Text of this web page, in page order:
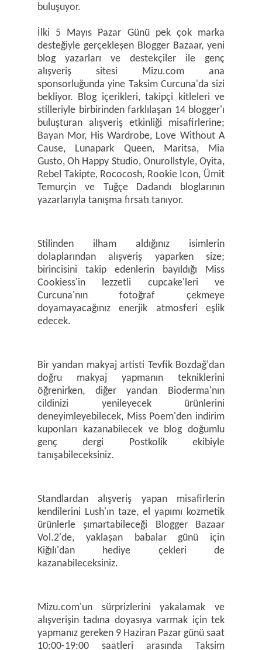
buluşuyor.
İlki 5 Mayıs Pazar Günü pek çok marka
desteğiyle gerçekleşen Blogger Bazaar, yeni
blog yazarları ve destekçiler ile genç
alışveriş sitesi Mizu.com ana
sponsorluğunda yine Taksim Curcuna'da sizi
bekliyor. Blog içerikleri, takipçi kitleleri ve
stilleriyle birbirinden farklılaşan 14 blogger'ı
buluşturan alışveriş etkinliği misafirlerine;
Bayan Mor, His Wardrobe, Love Without A
Cause, Lunapark Queen, Maritsa, Mia
Gusto, Oh Happy Studio, Onurollstyle, Oyita,
Rebel Takipte, Rococosh, Rookie Icon, Ümit
Temurçin ve Tuğçe Dadandı bloglarının
yazarlarıyla tanışma fırsatı tanıyor.
Stilinden ilham aldığınız isimlerin
dolaplarından alışveriş yaparken size;
birincisini takip edenlerin bayıldığı Miss
Cookiess'in lezzetli cupcake'leri ve
Curcuna'nın fotoğraf çekmeye
doyamayacağınız enerjik atmosferi eşlik
edecek.
Bir yandan makyaj artisti Tevfik Bozdağ'dan
doğru makyaj yapmanın tekniklerini
öğrenirken, diğer yandan Bioderma'nın
cildinizi yenileyecek ürünlerini
deneyimleyebilecek, Miss Poem'den indirim
kuponları kazanabilecek ve blog doğumlu
genç dergi Postkolik ekibiyle
tanışabileceksiniz.
Standlardan alışveriş yapan misafirlerin
kendilerini Lush'ın taze, el yapımı kozmetik
ürünlerle şımartabileceği Blogger Bazaar
Vol.2'de, yaklaşan babalar günü için
Kiğılı'dan hediye çekleri de
kazanabileceksiniz.
Mizu.com'un sürprizlerini yakalamak ve
alışverişin tadına doyasıya varmak için tek
yapmanız gereken 9 Haziran Pazar günü saat
10:00-19:00 saatleri arasında Taksim